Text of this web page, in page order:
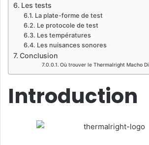
Les tests
La plate-forme de test
Le protocole de test
Les températures
Les nuisances sonores
Conclusion
Où trouver le Thermalright Macho
Introduction